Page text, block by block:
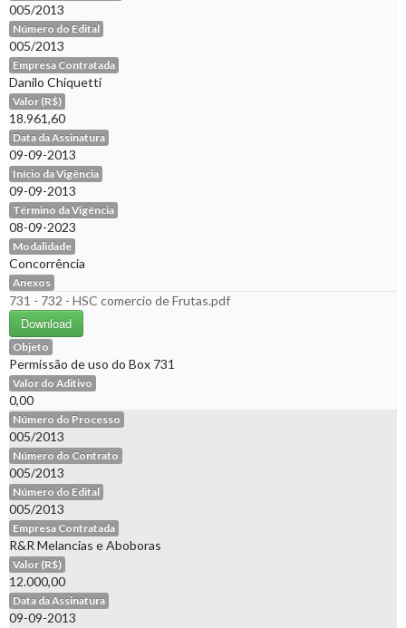
005/2013
Número do Edital
005/2013
Empresa Contratada
Danilo Chiquetti
Valor (R$)
18.961,60
Data da Assinatura
09-09-2013
Início da Vigência
09-09-2013
Término da Vigência
08-09-2023
Modalidade
Concorrência
Anexos
731 - 732 - HSC comercio de Frutas.pdf
Download
Objeto
Permissão de uso do Box 731
Valor do Aditivo
0,00
Número do Processo
005/2013
Número do Contrato
005/2013
Número do Edital
005/2013
Empresa Contratada
R&R Melancias e Aboboras
Valor (R$)
12.000,00
Data da Assinatura
09-09-2013